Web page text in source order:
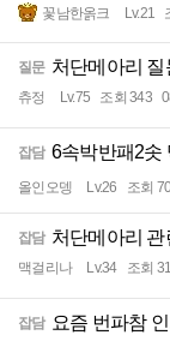
꽃남한옭크 Lv.21
질문 처단메아리
츄정 Lv.75 조회 343
잡담 6속박반패2솟
올인오뎅 Lv.26 조회
잡담 처단메아리
맥걸리나 Lv.34 조회
잡담 요즘 번파참